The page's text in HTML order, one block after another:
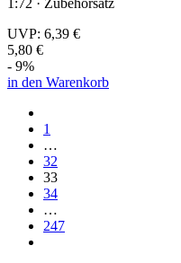
UVP: 6,39 €
5,80 €
- 9%
in den Warenkorb
1
…
32
33
34
…
247